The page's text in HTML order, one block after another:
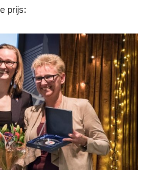
prijs: